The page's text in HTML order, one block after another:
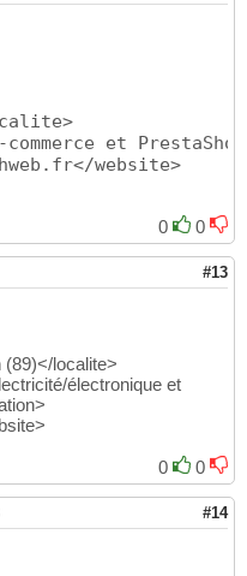
et
website>
0 0
#13
localite>
électronique et
0
0
#14